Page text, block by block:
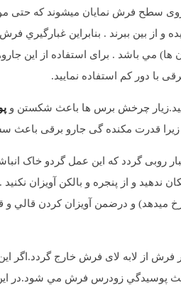
روی سطح فرش نمایان میشوند که
بين ببرند . بنابراين غبارگيري
باشد . برای استفاده از این
با دور کم استفاده نمایید.
چرخش برس ها باعث شکستن و
قدرت مکنده گی جارو برقی باعث
روبی گردد که این عمل گردو خاک
تكان ندهید و از پنجره و بالكن
و درضمن آويزان كردن قالي و
از لابه لای فرش خارج گردد.اگر
پوسيدگي زودرس فرش مي شود.در